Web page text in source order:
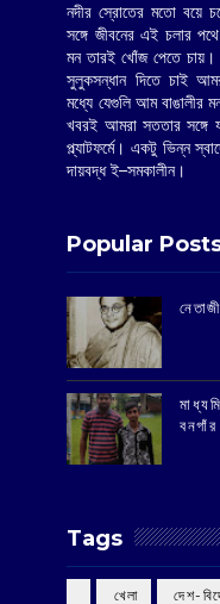
নদীর স্রোতের মতো বয়ে
সঙ্গে জীবনের এই চলার
মন তারই খোঁজ পেতে চায়।
সুলুকসন্ধান দিতে চাই
মধ্যে যেগুলি আম বাঙালীর
খবরই আমরা সততার
প্ল্যাটফর্মে। একটু ভিন্ন
দায়বদ্ধ ই–সমকালীন।
Popular
Tags
‌ খেলা দেশ-